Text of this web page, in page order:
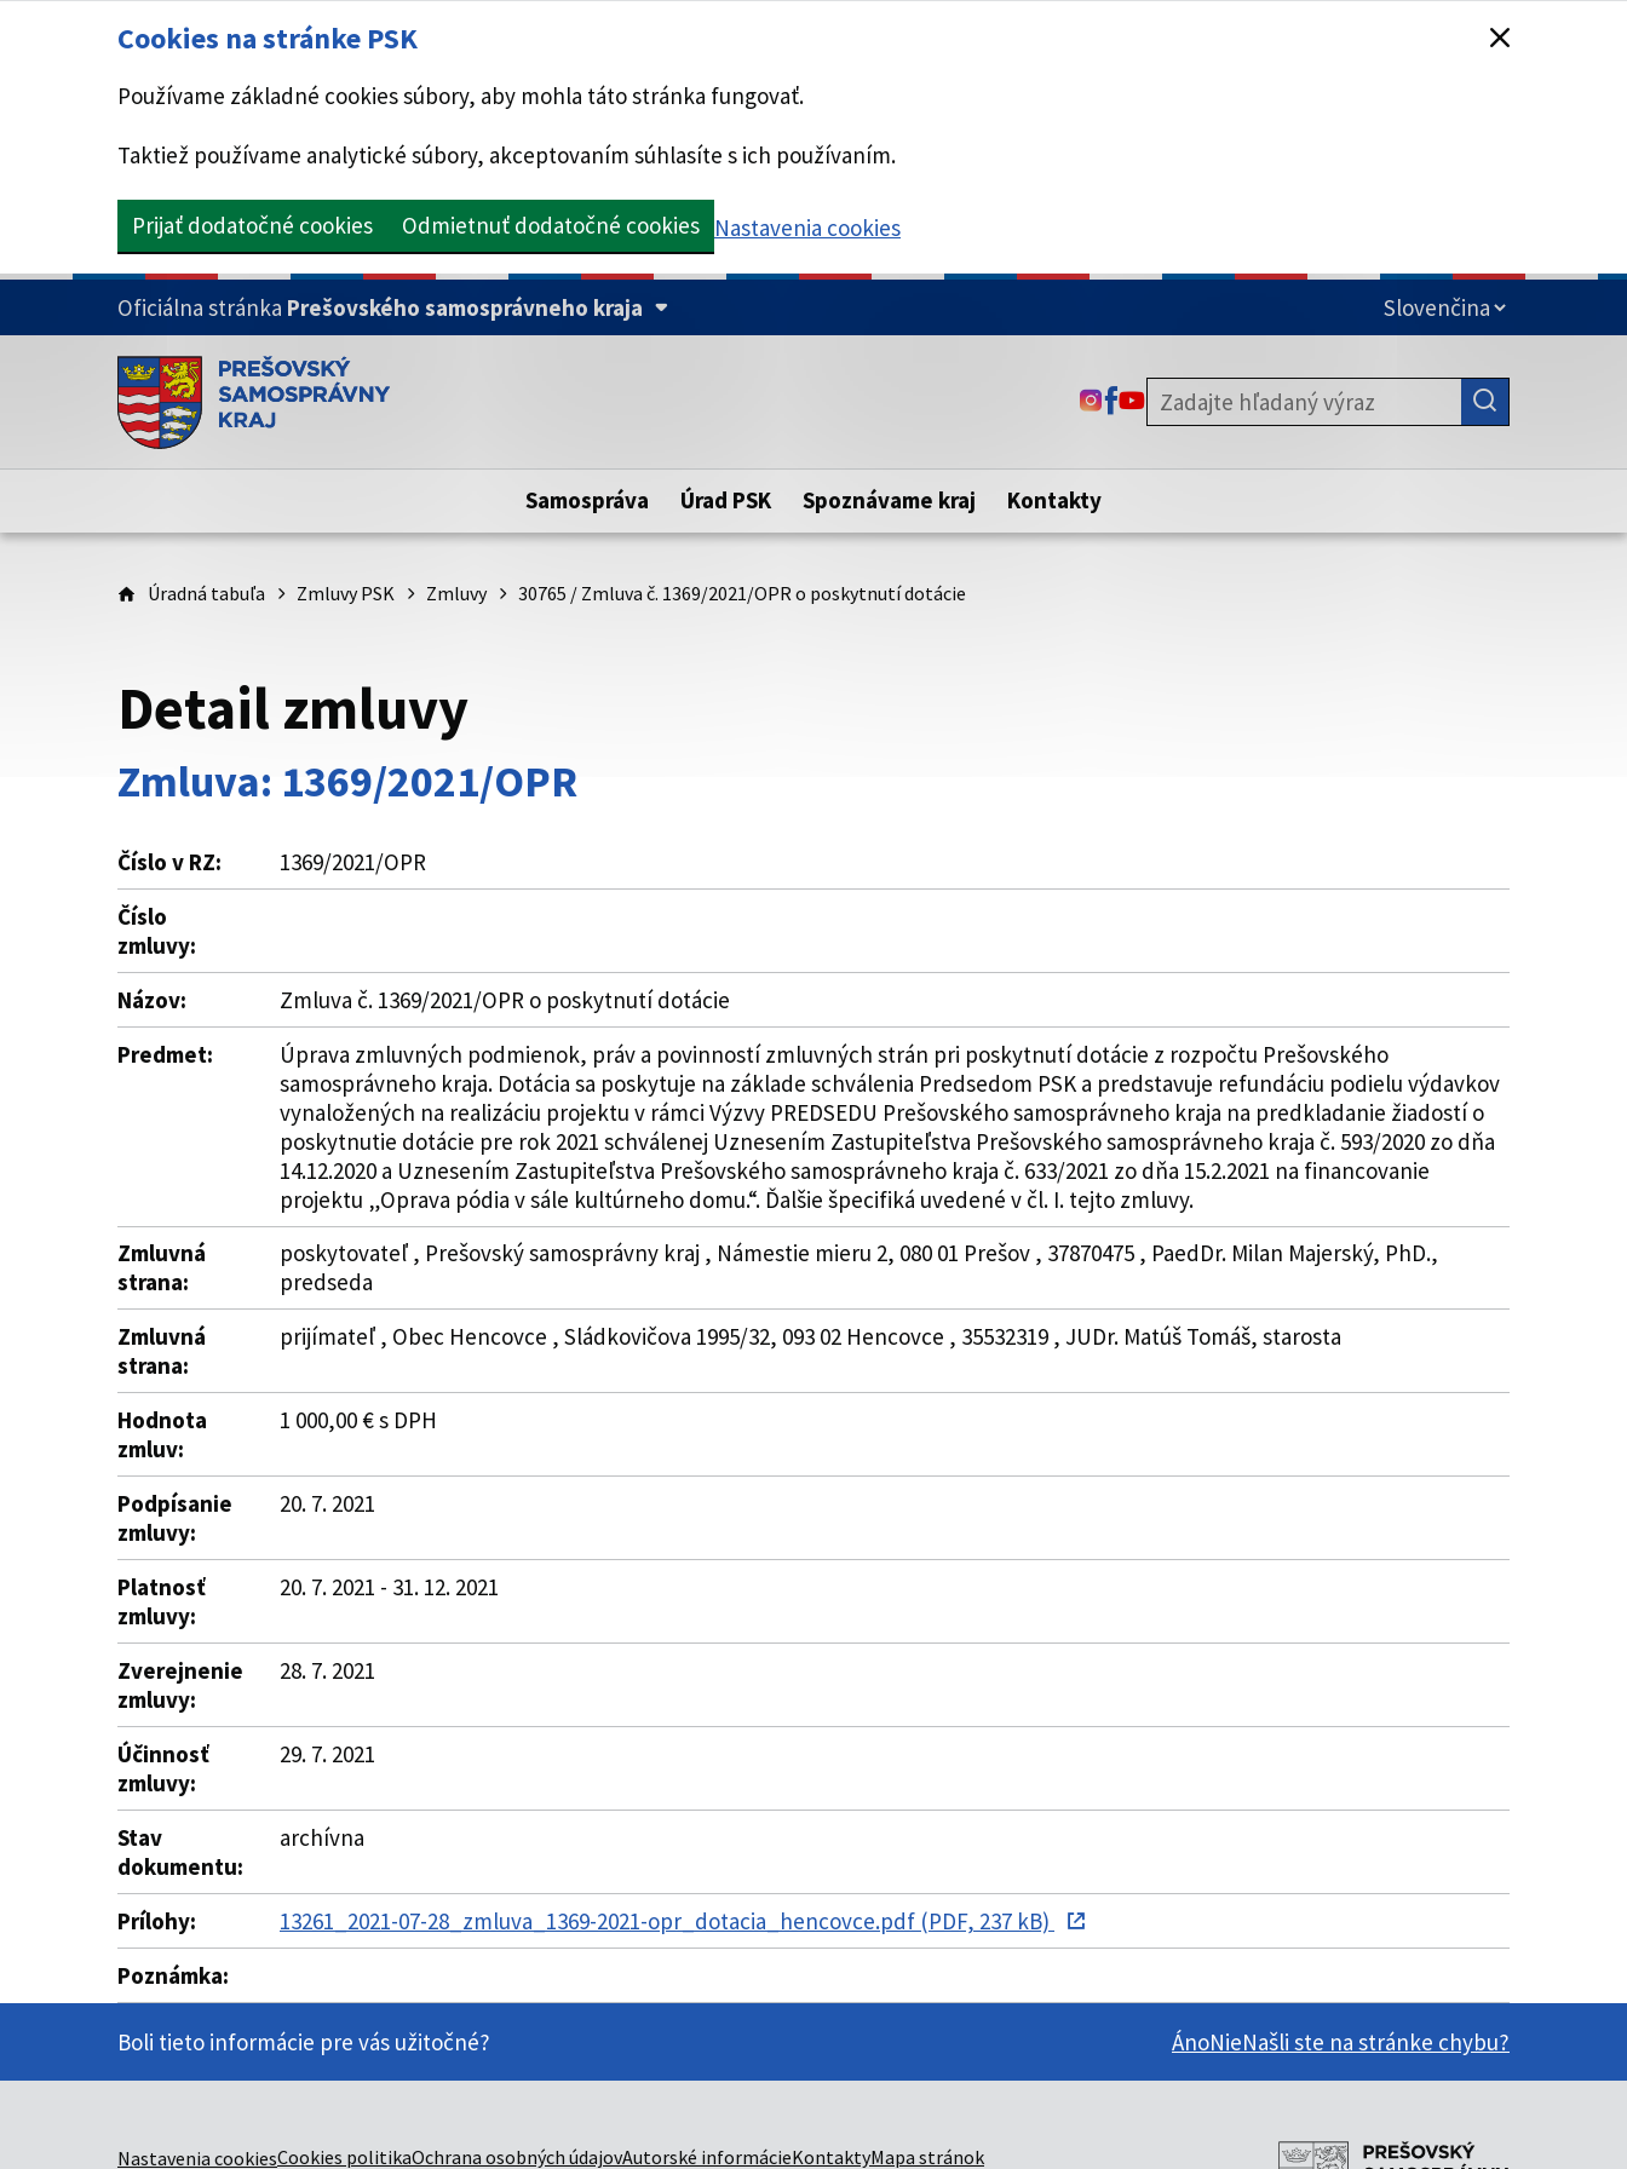
Cookies na stránke PSK
Používame základné cookies súbory, aby mohla táto stránka fungovať.
Taktiež používame analytické súbory, akceptovaním súhlasíte s ich používaním.
Prijať dodatočné cookies Odmietnuť dodatočné cookies Nastavenia cookies
PRESKOČIŤ NA HLAVNÝ OBSAH
Oficiálna stránka Prešovského samosprávneho kraja
Doména psk.sk je oficiálna
Toto je oficiálna webová stránka Prešovského samosprávneho kraja.
Táto stránka je zabezpečená
zabezpečenú webovú stránku. Zabezpečená stránka vždy začína
https:// pred názvom domény webového sídla.
ODKAZ SA OTVORÍ NA NOVEJ KARTE
ODKAZ SA OTVORÍ NA NOVEJ KARTE
ODKAZ SA OTVORÍ NA NOVEJ KARTE
Samospráva Úrad PSK Spoznávame kraj Kontakty
Úradná tabuľa Zmluvy PSK Zmluvy 30765 / Zmluva č. 1369/2021/OPR o poskytnutí dotácie
Detail zmluvy
Zmluva: 1369/2021/OPR
Číslo v RZ:
1369/2021/OPR
Číslo
zmluvy:
Názov:
Zmluva č. 1369/2021/OPR o poskytnutí dotácie
Predmet:
Úprava zmluvných podmienok, práv a povinností zmluvných strán pri poskytnutí dotácie z rozpočtu Prešovského
samosprávneho kraja. Dotácia sa poskytuje na základe schválenia Predsedom PSK a predstavuje refundáciu podielu výdavkov
vynaložených na realizáciu projektu v rámci Výzvy PREDSEDU Prešovského samosprávneho kraja na predkladanie žiadostí o
poskytnutie dotácie pre rok 2021 schválenej Uznesením Zastupiteľstva Prešovského samosprávneho kraja č. 593/2020 zo dňa
14.12.2020 a Uznesením Zastupiteľstva Prešovského samosprávneho kraja č. 633/2021 zo dňa 15.2.2021 na financovanie
projektu „Oprava pódia v sále kultúrneho domu.“. Ďalšie špecifiká uvedené v čl. I. tejto zmluvy.
Zmluvná
strana:
poskytovateľ , Prešovský samosprávny kraj , Námestie mieru 2, 080 01 Prešov , 37870475 , PaedDr. Milan Majerský, PhD.,
predseda
Zmluvná
strana:
prijímateľ , Obec Hencovce , Sládkovičova 1995/32, 093 02 Hencovce , 35532319 , JUDr. Matúš Tomáš, starosta
Hodnota
zmluv:
1 000,00 € s DPH
Podpísanie
zmluvy:
20. 7. 2021
Platnosť
zmluvy:
20. 7. 2021 - 31. 12. 2021
Zverejnenie
zmluvy:
28. 7. 2021
Účinnosť
zmluvy:
29. 7. 2021
Stav
dokumentu:
archívna
Prílohy:
13261_2021-07-28_zmluva_1369-2021-opr_dotacia_hencovce.pdf (PDF, 237 kB)
Poznámka:
Boli tieto informácie pre vás užitočné? ÁnoNieNašli ste na stránke chybu?
Nastavenia cookiesCookies politikaOchrana osobných údajovAutorské informácieKontaktyMapa stránok